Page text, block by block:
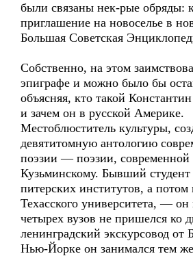
были связаны нек-рые обряды:
приглашение на новоселье в
Большая Советская
Собственно, на этом
эпиграфе и можно было бы
объясняя, кто такой
и зачем он в русской Америке.
Местоблюститель культуры,
девятитомную антологию
поэзии — поэзии, современной
Кузьминскому. Бывший студент
питерских институтов, а потом
Техасского университета, —
четырех вузов не пришелся ко
ленинградский экскурсовод от
Нью-Йорке он занимался тем